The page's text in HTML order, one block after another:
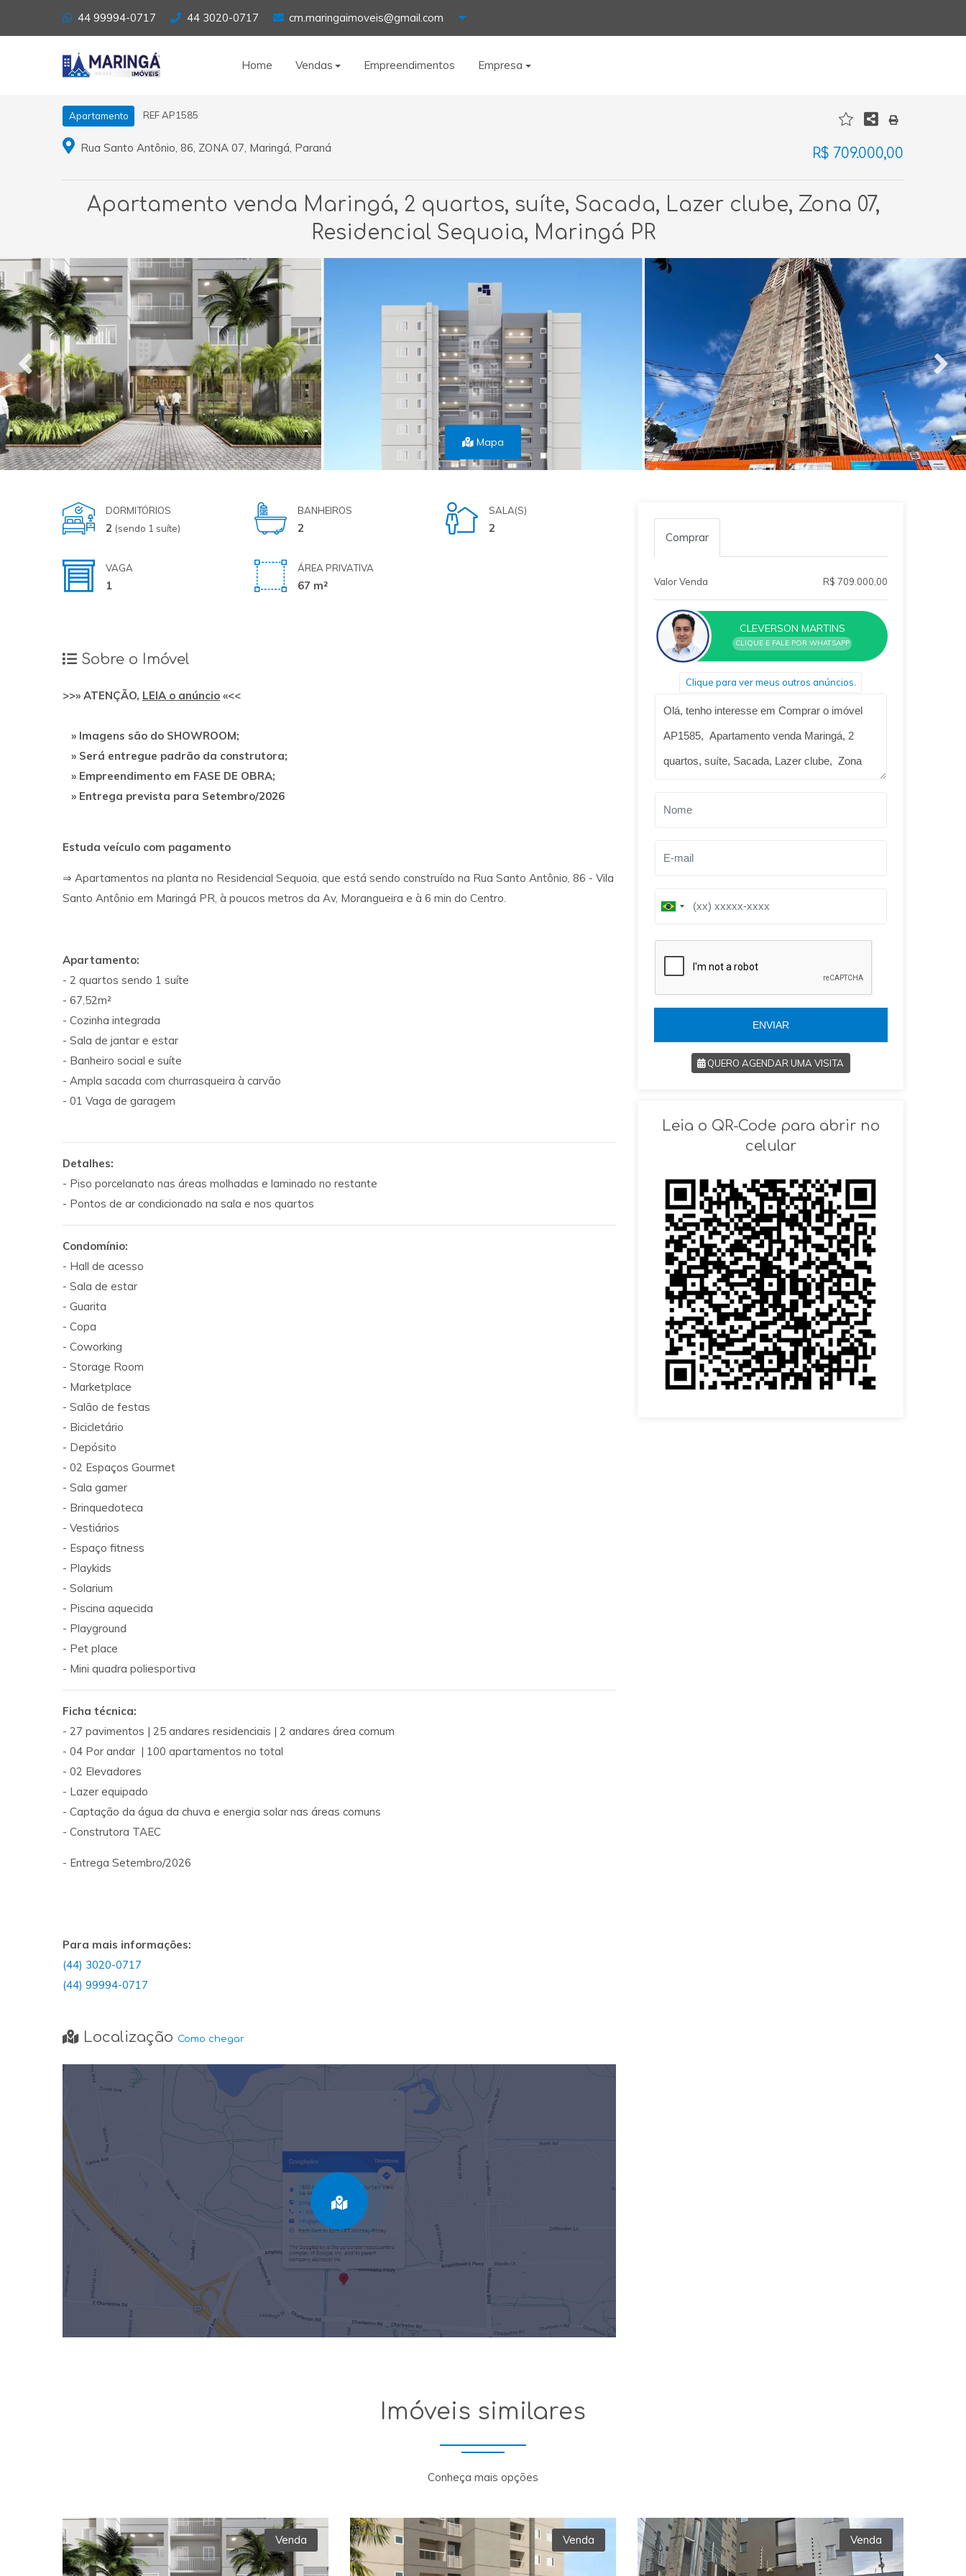
44 99994-0717 44 3020-0717 cm.maringaimoveis@gmail.com
Home Vendas Empreendimentos Empresa
Apartamento REF AP1585
Rua Santo Antônio, 86, ZONA 07, Maringá, Paraná R$ 709.000,00
Apartamento venda Maringá, 2 quartos, suíte, Sacada, Lazer clube, Zona 07,
Residencial Sequoia, Maringá PR
Mapa
DORMITÓRIOS
2 (sendo 1 suíte)
BANHEIROS
2
SALA(S)
2
VAGA
1
ÁREA PRIVATIVA
67 m²
Sobre o Imóvel
>>» ATENÇÃO, LEIA o anúncio «<<
» Imagens são do SHOWROOM;
» Será entregue padrão da construtora;
» Empreendimento em FASE DE OBRA;
» Entrega prevista para Setembro/2026
Estuda veículo com pagamento
⇒ Apartamentos na planta no Residencial Sequoia, que está sendo construído na Rua Santo Antônio, 86 - Vila
Santo Antônio em Maringá PR, à poucos metros da Av, Morangueira e à 6 min do Centro.
Apartamento:
- 2 quartos sendo 1 suíte
- 67,52m²
- Cozinha integrada
- Sala de jantar e estar
- Banheiro social e suíte
- Ampla sacada com churrasqueira à carvão
- 01 Vaga de garagem
Detalhes:
- Piso porcelanato nas áreas molhadas e laminado no restante
- Pontos de ar condicionado na sala e nos quartos
Condomínio:
- Hall de acesso
- Sala de estar
- Guarita
- Copa
- Coworking
- Storage Room
- Marketplace
- Salão de festas
- Bicicletário
- Depósito
- 02 Espaços Gourmet
- Sala gamer
- Brinquedoteca
- Vestiários
- Espaço fitness
- Playkids
- Solarium
- Piscina aquecida
- Playground
- Pet place
- Mini quadra poliesportiva
Ficha técnica:
- 27 pavimentos | 25 andares residenciais | 2 andares área comum
- 04 Por andar | 100 apartamentos no total
- 02 Elevadores
- Lazer equipado
- Captação da água da chuva e energia solar nas áreas comuns
- Construtora TAEC
- Entrega Setembro/2026
Para mais informações:
(44) 3020-0717
(44) 99994-0717
Localização Como chegar
Comprar
Valor Venda R$ 709.000,00
CLEVERSON MARTINS
CLIQUE E FALE POR WHATSAPP
Clique para ver meus outros anúncios.
B
i
5
5
ENVIAR
QUERO AGENDAR UMA VISITA
VOLTAR
Leia o QR-Code para abrir no
celular
Imóveis similares
Conheça mais opções
Venda Venda Venda